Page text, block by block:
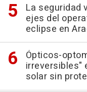
La seguridad
ejes del
eclipse en
Ópticos-
irreversibles"
solar sin